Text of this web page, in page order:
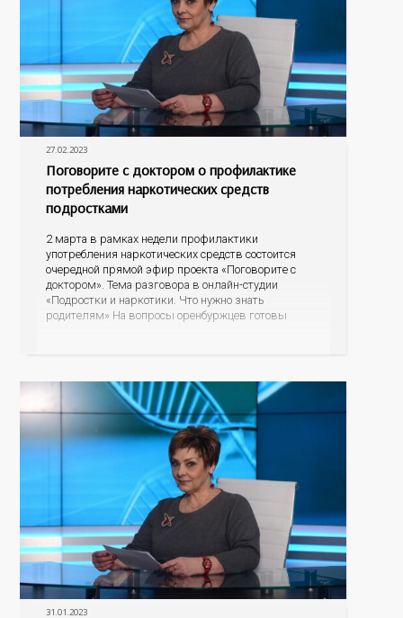
27.02.2023
Поговорите с доктором о профилактике
потребления наркотических средств
подростками
2 марта в рамках недели профилактики
употребления наркотических средств состоится
очередной прямой эфир проекта «Поговорите с
доктором». Тема разговора в онлайн-студии
«Подростки и наркотики. Что нужно знать
родителям» На вопросы оренбуржцев готовы
отделением для детей и подростков Элина Балдина.
31.01.2023